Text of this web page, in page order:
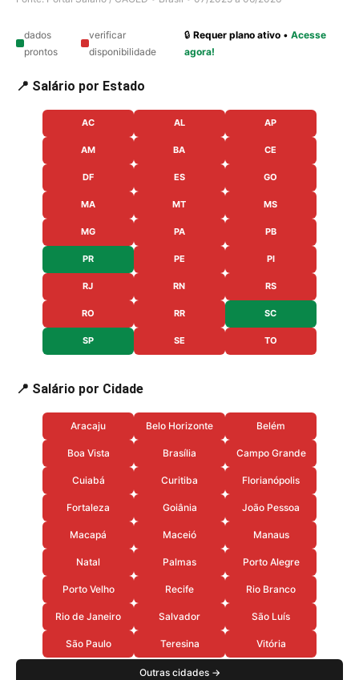
dados
prontos
verificar
disponibilidade
🔒Requer plano ativo •Acesse
agora!
📍 Salário por Estado
AC AL AP
AM BA CE
DF ES GO
MA MT MS
MG PA PB
PR PE PI
RJ RN RS
RO RR SC
SP SE TO
📍 Salário por Cidade
Aracaju Belo Horizonte Belém
Boa Vista Brasília Campo Grande
Cuiabá Curitiba Florianópolis
Fortaleza Goiânia João Pessoa
Macapá Maceió Manaus
Natal Palmas Porto Alegre
Porto Velho Recife Rio Branco
Rio de Janeiro Salvador São Luís
São Paulo Teresina Vitória
Outras cidades →